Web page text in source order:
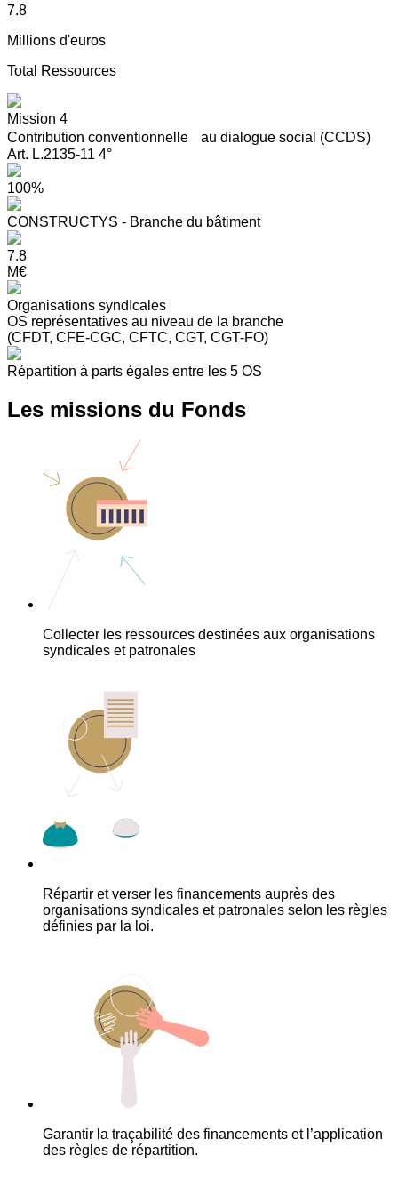
7.8
Millions d'euros
Total Ressources
Mission 4
Contribution conventionnelle au dialogue social (CCDS)
Art. L.2135-11 4°
100%
CONSTRUCTYS - Branche du bâtiment
7.8
M€
Organisations syndIcales
OS représentatives au niveau de la branche
(CFDT, CFE-CGC, CFTC, CGT, CGT-FO)
Répartition à parts égales entre les 5 OS
Les missions du Fonds
Collecter les ressources destinées aux organisations
syndicales et patronales
Répartir et verser les financements auprès des
organisations syndicales et patronales selon les règles
définies par la loi.
Garantir la traçabilité des financements et l’application
des règles de répartition.